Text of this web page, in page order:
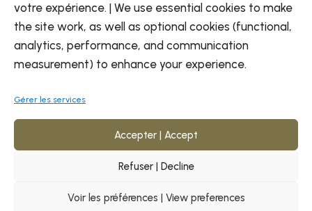
votre expérience. | We use essential cookies to make
the site work, as well as optional cookies (functional,
analytics, performance, and communication
measurement) to enhance your experience.
Gérer les services
Accepter | Accept
Refuser | Decline
Voir les préférences | View preferences
FR EN
© Commission de développement des
du Québec - 2026